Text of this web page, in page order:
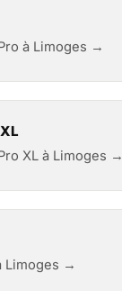
à Limoges →
XL à Limoges →
Limoges →